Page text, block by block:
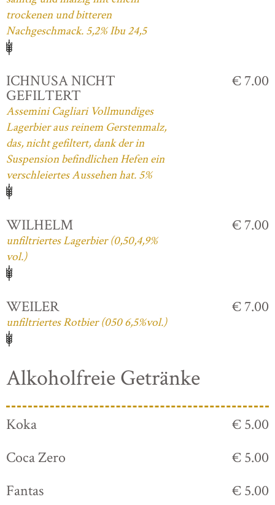
trockenen und bitteren
Nachgeschmack. 5,2% Ibu 24,5
ICHNUSA NICHT
GEFILTERT
Assemini Cagliari Vollmundiges
Lagerbier aus reinem Gerstenmalz,
das, nicht gefiltert, dank der in
Suspension befindlichen Hefen ein
verschleiertes Aussehen hat. 5%
€ 7.00
WILHELM
unfiltriertes Lagerbier (0,50,4,9%
vol.)
€ 7.00
WEILER
unfiltriertes Rotbier (050 6,5%vol.)
€ 7.00
Alkoholfreie Getränke
Koka
€ 5.00
Coca Zero
€ 5.00
Fantas
€ 5.00